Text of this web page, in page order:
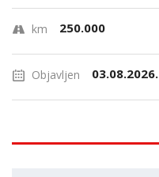
km 250.000
Objavljen 03.08.2026.